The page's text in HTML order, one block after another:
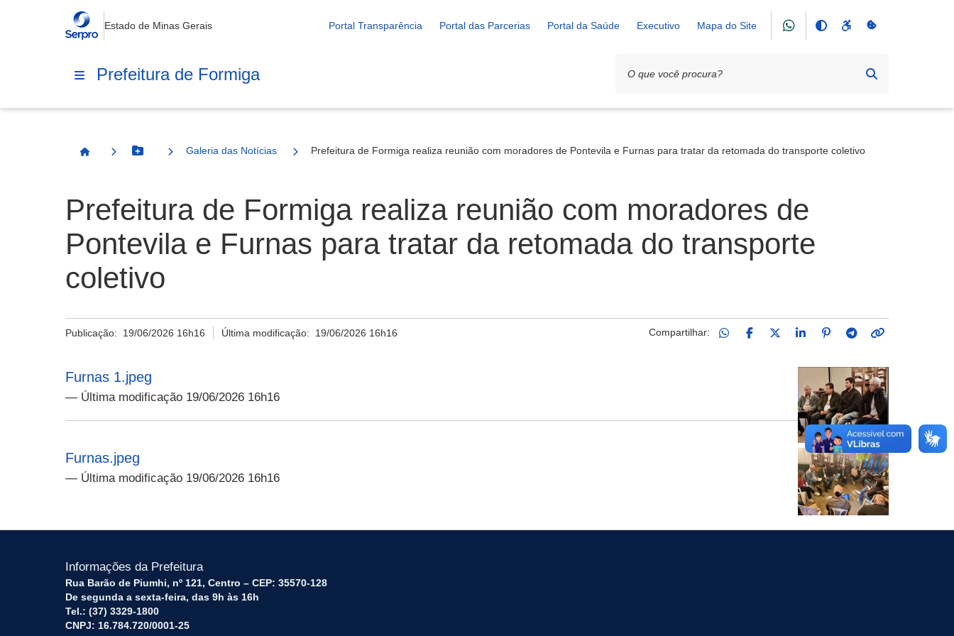
Estado de Minas Gerais Portal Transparência Portal das Parcerias Portal da Saúde Executivo Mapa do Site
Prefeitura de Formiga
Página InicialBotão Menu
Galeria das Notícias Prefeitura de Formiga realiza reunião com moradores de Pontevila e Furnas para tratar da retomada do transporte coletivo
Prefeitura de Formiga realiza reunião com moradores de
Pontevila e Furnas para tratar da retomada do transporte
coletivo
Publicação: 19/06/2026 16h16 Última modificação: 19/06/2026 16h16 Compartilhar:
Furnas 1.jpeg
— Última modificação 19/06/2026 16h16
Furnas.jpeg
— Última modificação 19/06/2026 16h16
Informações da Prefeitura
Rua Barão de Piumhi, nº 121, Centro – CEP: 35570-128
De segunda a sexta-feira, das 9h às 16h
Tel.: (37) 3329-1800
CNPJ: 16.784.720/0001-25